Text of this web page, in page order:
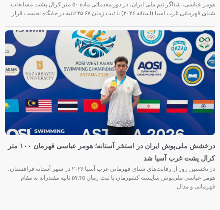
هومر عباسی، شناگر تیم ملی ایران، در دور مقدماتی ماده ۵۰ متر کرال پشت مسابقات
شنای قهرمانی غرب آسیا (آستانه ۲۰۲۶) با ثبت زمان ۲۵.۶۷ ثانیه در جایگاه نخست قرار
درخشش ملی‌پوش ایران در استخر آستانه؛ هومر عباسی قهرمان ۱۰۰ متر
کرال پشت غرب آسیا شد
در نخستین روز از رقابت‌های شنای قهرمانی غرب آسیا ۲۰۲۶ در شهر آستانه قزاقستان،
هومر عباسی ملی‌پوش شایسته کشورمان با ثبت زمان ۵۷.۴۵ ثانیه مقتدرانه به مقام
قهرمانی و مدال